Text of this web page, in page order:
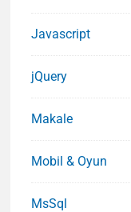
Javascript
jQuery
Makale
Mobil & Oyun
MsSql